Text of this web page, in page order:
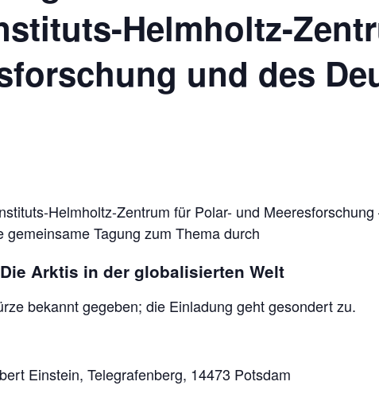
Helmholtz-
und des
Helmholtz-Zentrum für Polar- und
Tagung zum Thema durch
Die Arktis in der globalisierten Welt
bekannt gegeben; die Einladung geht gesondert zu.
Einstein, Telegrafenberg, 14473 Potsdam